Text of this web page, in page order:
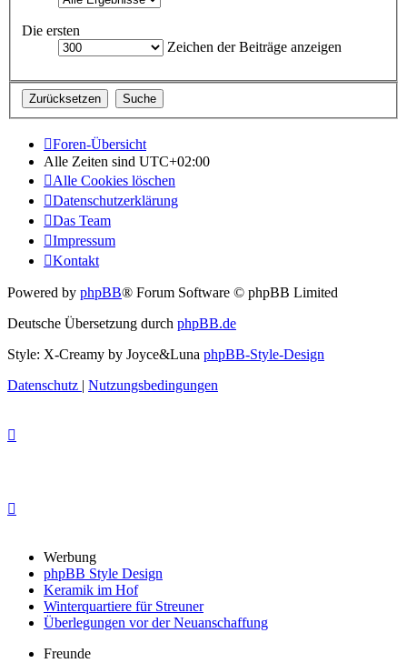
Die ersten
Zeichen der Beiträge anzeigen
Foren-Übersicht
Alle Zeiten sind UTC+02:00
Alle Cookies löschen
Datenschutzerklärung
Das Team
Impressum
Kontakt
Powered by phpBB® Forum Software © phpBB Limited
Deutsche Übersetzung durch phpBB.de
Style: X-Creamy by Joyce&Luna phpBB-Style-Design
Datenschutz | Nutzungsbedingungen
Werbung
phpBB Style Design
Keramik im Hof
Winterquartiere für Streuner
Überlegungen vor der Neuanschaffung
Freunde